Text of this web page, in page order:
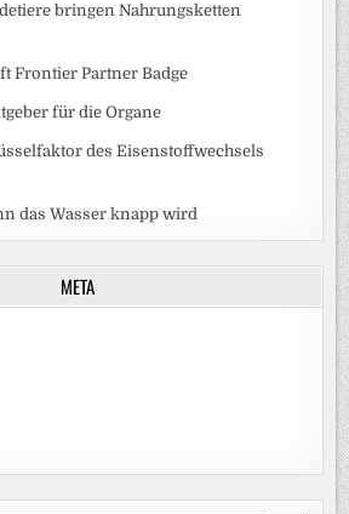
bringen Nahrungsketten
Frontier Partner Badge
für die Organe
des Eisenstoffwechsels
das Wasser knapp wird
META